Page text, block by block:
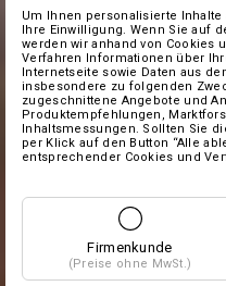
Um Ihnen personalisierte
Ihre Einwilligung. Wenn Sie auf
werden wir anhand von Cookies
Verfahren Informationen über
Internetseite sowie Daten aus
insbesondere zu folgenden
zugeschnittene Angebote und
Produktempfehlungen,
Inhaltsmessungen. Sollten Sie
per Klick auf den Button “Alle
entsprechender Cookies und
Firmenkunde
(Preise ohne MwSt.)